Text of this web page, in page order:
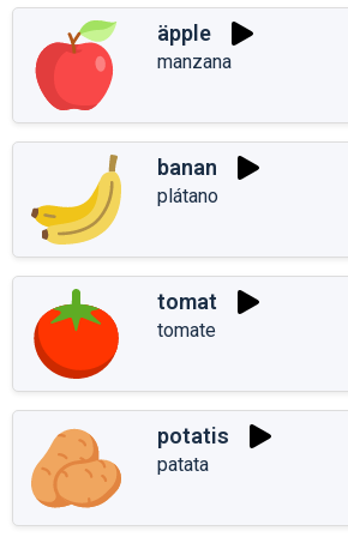
äpple
manzana
banan
plátano
tomat
tomate
potatis
patata